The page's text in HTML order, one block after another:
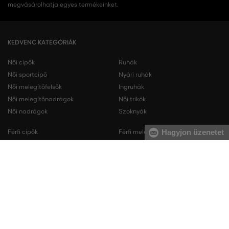
megvásárolhatja egyes termékeinket.
KEDVENC KATEGÓRIÁK
Női cipők
Női sportcipő
Női melegítőfelsők
Női melegítőnadrágok
Női nadrágok
Ruhák
Nyári ruhák
Ingruhák
Női trikók
Szoknyák
Férfi cipők
Férfi melegítőfelsőkHagyjon üzenetet